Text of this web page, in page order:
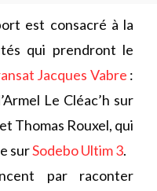
est consacré à la
qui prendront le
Jacques Vabre :
Le Cléac’h sur
Thomas Rouxel, qui
surSodebo Ultim 3.
par raconter